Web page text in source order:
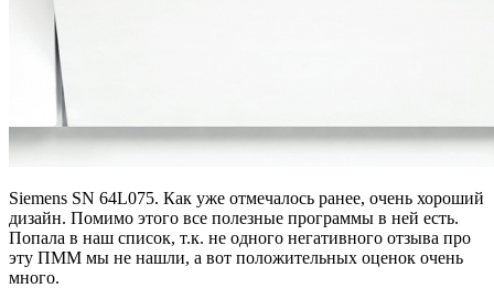
Siemens SN 64L075. Как уже отмечалось ранее, очень хороший
дизайн. Помимо этого все полезные программы в ней есть.
Попала в наш список, т.к. не одного негативного отзыва про
эту ПММ мы не нашли, а вот положительных оценок очень
много.